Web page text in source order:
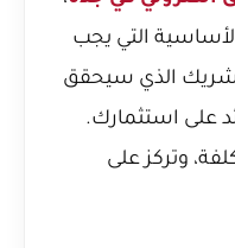
التي يجب
الذي سيحقق
على استثمارك.
وتركز على